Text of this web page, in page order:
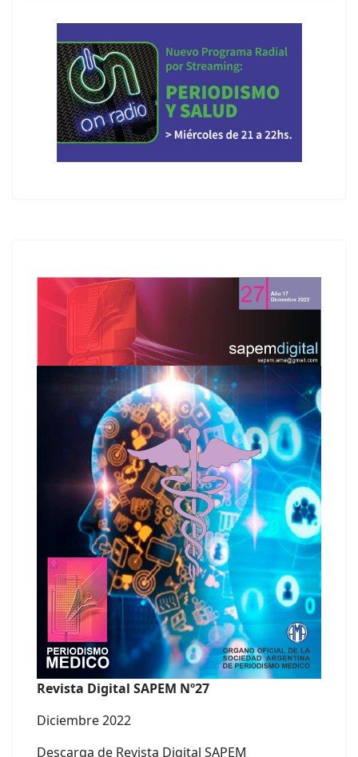
Revista Digital SAPEM Nº27
Diciembre 2022
Descarga de Revista Digital SAPEM